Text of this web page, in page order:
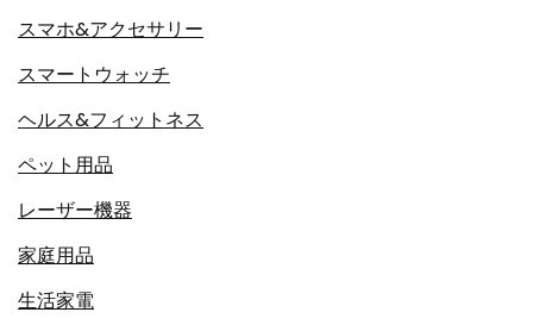
スマホ&アクセサリー
スマートウォッチ
ヘルス&フィットネス
ペット用品
レーザー機器
家庭用品
生活家電